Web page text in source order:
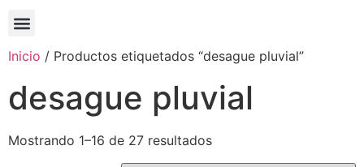
Inicio / Productos etiquetados “desague pluvial”
desague pluvial
Mostrando 1–16 de 27 resultados